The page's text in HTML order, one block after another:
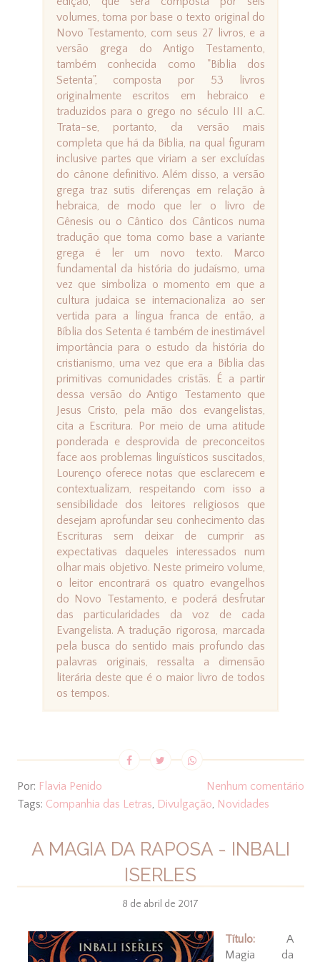
volumes, toma por base o texto original do
Novo Testamento, com seus 27 livros, e a
versão grega do Antigo Testamento,
também conhecida como "Bíblia dos
Setenta", composta por 53 livros
originalmente escritos em hebraico e
traduzidos para o grego no século III a.C.
Trata-se, portanto, da versão mais
completa que há da Bíblia, na qual figuram
inclusive partes que viriam a ser excluídas
do cânone definitivo. Além disso, a versão
grega traz sutis diferenças em relação à
hebraica, de modo que ler o livro de
Gênesis ou o Cântico dos Cânticos numa
tradução que toma como base a variante
grega é ler um novo texto. Marco
fundamental da história do judaísmo, uma
vez que simboliza o momento em que a
cultura judaica se internacionaliza ao ser
vertida para a língua franca de então, a
Bíblia dos Setenta é também de inestimável
importância para o estudo da história do
cristianismo, uma vez que era a Bíblia das
primitivas comunidades cristãs. É a partir
dessa versão do Antigo Testamento que
Jesus Cristo, pela mão dos evangelistas,
cita a Escritura. Por meio de uma atitude
ponderada e desprovida de preconceitos
face aos problemas linguísticos suscitados,
Lourenço oferece notas que esclarecem e
contextualizam, respeitando com isso a
sensibilidade dos leitores religiosos que
desejam aprofundar seu conhecimento das
Escrituras sem deixar de cumprir as
expectativas daqueles interessados num
olhar mais objetivo. Neste primeiro volume,
o leitor encontrará os quatro evangelhos
do Novo Testamento, e poderá desfrutar
das particularidades da voz de cada
Evangelista. A tradução rigorosa, marcada
pela busca do sentido mais profundo das
palavras originais, ressalta a dimensão
literária deste que é o maior livro de todos
os tempos.
Por: Flavia Penido
Nenhum comentário
Tags: Companhia das Letras, Divulgação, Novidades
A MAGIA DA RAPOSA - INBALI
ISERLES
8 de abril de 2017
Título:A
Magia da